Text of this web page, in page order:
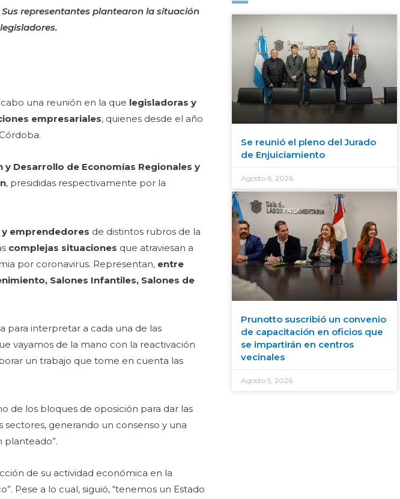
representantes plantearon la situación
una reunión en la que legisladoras y
empresariales, quienes desde el año
y Desarrollo de Economías Regionales y
, presididas respectivamente por la
emprendedores de distintos rubros de la
complejas situaciones que atraviesan a
por coronavirus. Representan, entre
Salones Infantiles, Salones de
para interpretar a cada una de las
vayamos de la mano con la reactivación
un trabajo que tome en cuenta las
de los bloques de oposición para dar las
sectores, generando un consenso y una
planteado”.
de su actividad económica en la
Pese a lo cual, siguió, “tenemos un Estado
Se reunió el pleno del Jurado
de Enjuiciamiento
Agosto 6, 2026
Prunotto suscribió un convenio
de capacitación en oficios que
se impartirán en centros
vecinales
Agosto 5, 2026